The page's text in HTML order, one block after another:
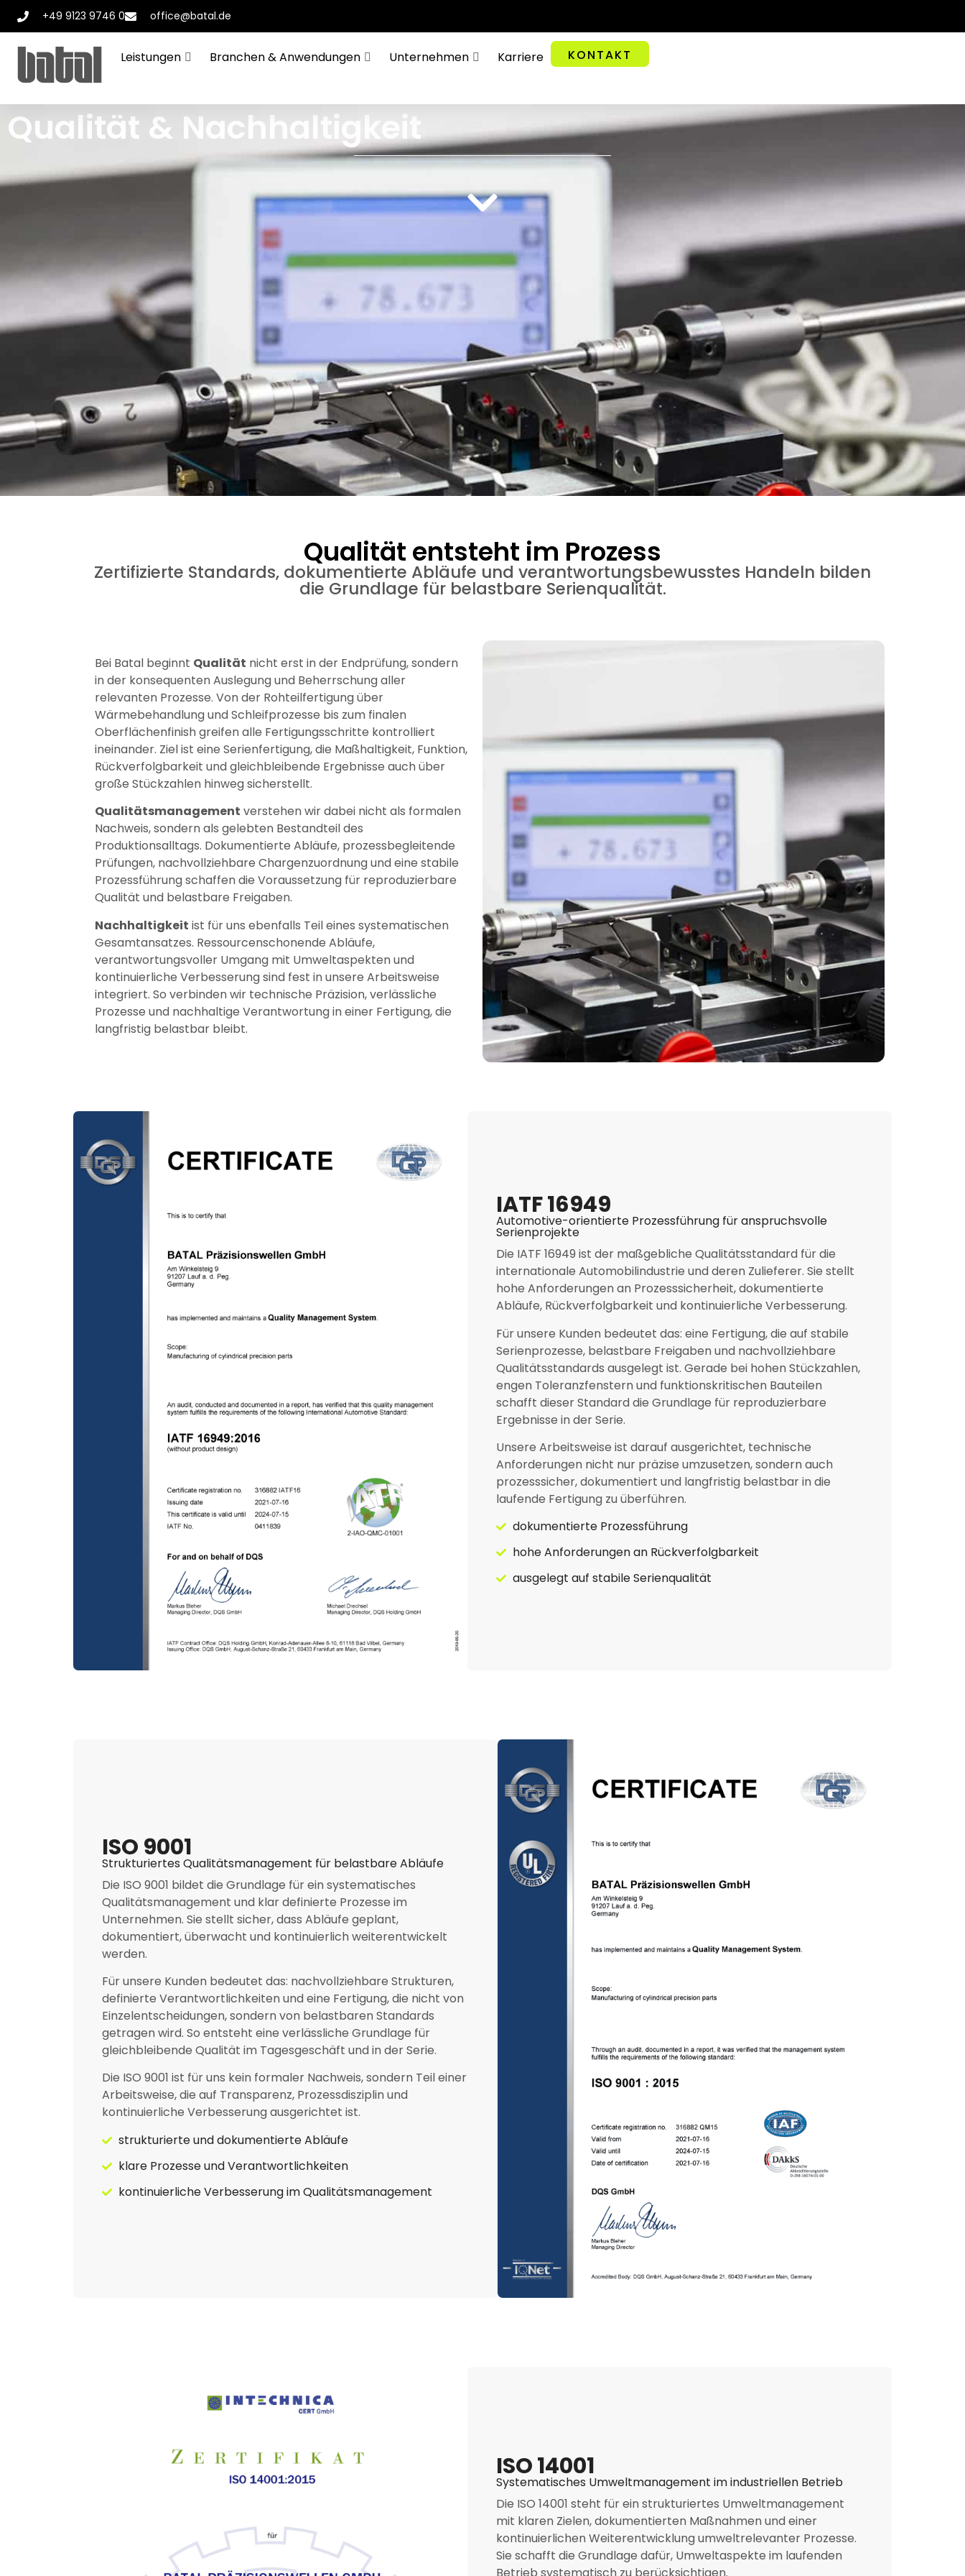
+49 9123 9746 0 office@batal.de
Leistungen Branchen & Anwendungen Unternehmen Karriere KONTAKT
Qualität & Nachhaltigkeit
Qualität entsteht im Prozess
Zertifizierte Standards, dokumentierte Abläufe und verantwortungsbewusstes Handeln bilden
die Grundlage für belastbare Serienqualität.
Bei Batal beginnt Qualität nicht erst in der Endprüfung, sondern
in der konsequenten Auslegung und Beherrschung aller
relevanten Prozesse. Von der Rohteilfertigung über
Wärmebehandlung und Schleifprozesse bis zum finalen
Oberflächenfinish greifen alle Fertigungsschritte kontrolliert
ineinander. Ziel ist eine Serienfertigung, die Maßhaltigkeit, Funktion,
Rückverfolgbarkeit und gleichbleibende Ergebnisse auch über
große Stückzahlen hinweg sicherstellt.
Qualitätsmanagement verstehen wir dabei nicht als formalen
Nachweis, sondern als gelebten Bestandteil des
Produktionsalltags. Dokumentierte Abläufe, prozessbegleitende
Prüfungen, nachvollziehbare Chargenzuordnung und eine stabile
Prozessführung schaffen die Voraussetzung für reproduzierbare
Qualität und belastbare Freigaben.
Nachhaltigkeit ist für uns ebenfalls Teil eines systematischen
Gesamtansatzes. Ressourcenschonende Abläufe,
verantwortungsvoller Umgang mit Umweltaspekten und
kontinuierliche Verbesserung sind fest in unsere Arbeitsweise
integriert. So verbinden wir technische Präzision, verlässliche
Prozesse und nachhaltige Verantwortung in einer Fertigung, die
langfristig belastbar bleibt.
IATF 16949
Automotive-orientierte Prozessführung für anspruchsvolle
Serienprojekte
Die IATF 16949 ist der maßgebliche Qualitätsstandard für die
internationale Automobilindustrie und deren Zulieferer. Sie stellt
hohe Anforderungen an Prozesssicherheit, dokumentierte
Abläufe, Rückverfolgbarkeit und kontinuierliche Verbesserung.
Für unsere Kunden bedeutet das: eine Fertigung, die auf stabile
Serienprozesse, belastbare Freigaben und nachvollziehbare
Qualitätsstandards ausgelegt ist. Gerade bei hohen Stückzahlen,
engen Toleranzfenstern und funktionskritischen Bauteilen
schafft dieser Standard die Grundlage für reproduzierbare
Ergebnisse in der Serie.
Unsere Arbeitsweise ist darauf ausgerichtet, technische
Anforderungen nicht nur präzise umzusetzen, sondern auch
prozesssicher, dokumentiert und langfristig belastbar in die
laufende Fertigung zu überführen.
dokumentierte Prozessführung
hohe Anforderungen an Rückverfolgbarkeit
ausgelegt auf stabile Serienqualität
ISO 9001
Strukturiertes Qualitätsmanagement für belastbare Abläufe
Die ISO 9001 bildet die Grundlage für ein systematisches
Qualitätsmanagement und klar definierte Prozesse im
Unternehmen. Sie stellt sicher, dass Abläufe geplant,
dokumentiert, überwacht und kontinuierlich weiterentwickelt
werden.
Für unsere Kunden bedeutet das: nachvollziehbare Strukturen,
definierte Verantwortlichkeiten und eine Fertigung, die nicht von
Einzelentscheidungen, sondern von belastbaren Standards
getragen wird. So entsteht eine verlässliche Grundlage für
gleichbleibende Qualität im Tagesgeschäft und in der Serie.
Die ISO 9001 ist für uns kein formaler Nachweis, sondern Teil einer
Arbeitsweise, die auf Transparenz, Prozessdisziplin und
kontinuierliche Verbesserung ausgerichtet ist.
strukturierte und dokumentierte Abläufe
klare Prozesse und Verantwortlichkeiten
kontinuierliche Verbesserung im Qualitätsmanagement
ISO 14001
Systematisches Umweltmanagement im industriellen Betrieb
Die ISO 14001 steht für ein strukturiertes Umweltmanagement
mit klaren Zielen, dokumentierten Maßnahmen und einer
kontinuierlichen Weiterentwicklung umweltrelevanter Prozesse.
Sie schafft die Grundlage dafür, Umweltaspekte im laufenden
Betrieb systematisch zu berücksichtigen.